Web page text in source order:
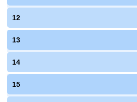
12
13
14
15